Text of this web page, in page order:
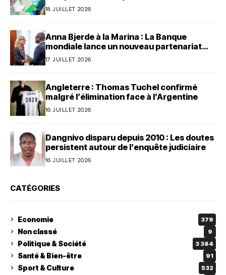
dollars au Bénin
18 JUILLET 2026
Anna Bjerde à la Marina : La Banque
mondiale lance un nouveau partenariat
avec le Bénin
17 JUILLET 2026
Angleterre : Thomas Tuchel confirmé
malgré l’élimination face à l’Argentine
16 JUILLET 2026
Dangnivo disparu depuis 2010 : Les doutes
persistent autour de l’enquête judiciaire
16 JUILLET 2026
CATÉGORIES
Economie 379
Non classé 9
Politique & Société 3 384
Santé & Bien-être 91
Sport & Culture 532